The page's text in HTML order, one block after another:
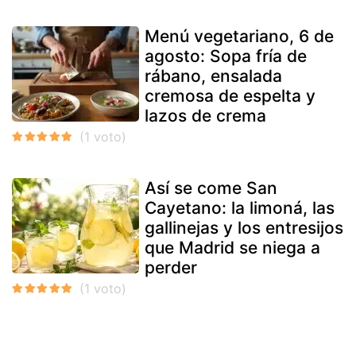
Menú vegetariano, 6 de
agosto: Sopa fría de
rábano, ensalada
cremosa de espelta y
lazos de crema
Así se come San
Cayetano: la limoná, las
gallinejas y los entresijos
que Madrid se niega a
perder